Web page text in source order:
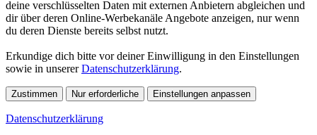
deine verschlüsselten Daten mit externen Anbietern abgleichen und
dir über deren Online-Werbekanäle Angebote anzeigen, nur wenn
du deren Dienste bereits selbst nutzt.
Erkundige dich bitte vor deiner Einwilligung in den Einstellungen
sowie in unsererDatenschutzerklärung.
Zustimmen Nur erforderliche Einstellungen anpassen
Datenschutzerklärung